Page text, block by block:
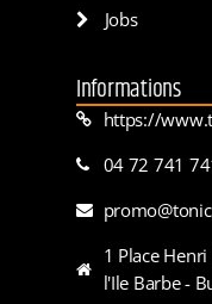
Jobs
Informations
https://
04 72 741
1 Place
l'Ile Barbe -